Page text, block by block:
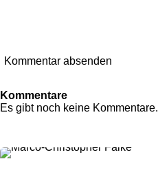
Kommentar absenden
Kommentare
Es gibt noch keine Kommentare.